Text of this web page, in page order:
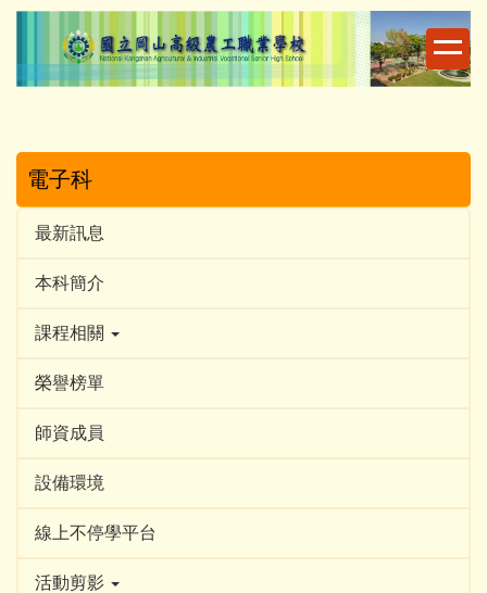
跳
主
電子科
最新訊息
本科簡介
課程相關
榮譽榜單
師資成員
設備環境
線上不停學平台
活動剪影